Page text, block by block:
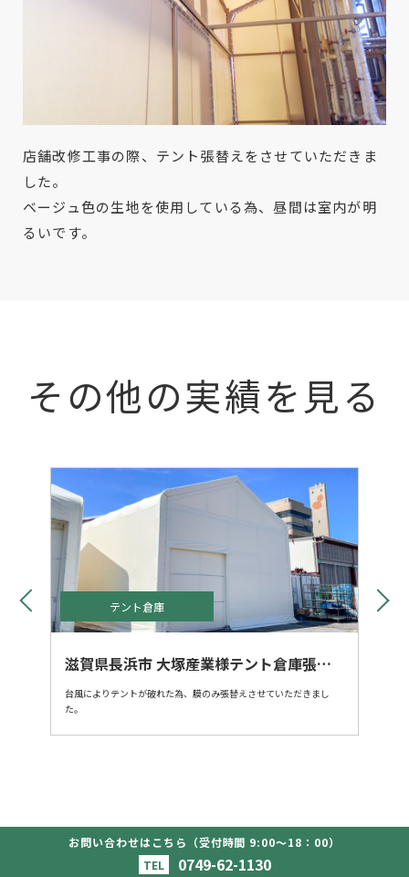
店舗改修工事の際、テント張替えをさせていただきま
した。
ベージュ色の生地を使用している為、昼間は室内が明
るいです。
その他の実績を見る
滋賀県長浜市 大塚産業様テント倉庫張替
え
台風によりテントが破れた為、膜のみ張替えさせていただきまし
た。
テント倉庫
Copyright (c) - oohashitent Co.,Ltd. All Rights
Reserved.
お問い合わせはこちら（受付時間 9:00〜18：00）
TEL
0749-62-1130